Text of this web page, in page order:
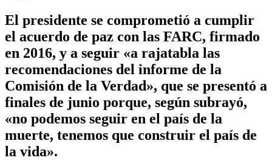
El presidente se comprometió a cumplir
el acuerdo de paz con las FARC, firmado
en 2016, y a seguir «a rajatabla las
recomendaciones del informe de la
Comisión de la Verdad», que se presentó a
finales de junio porque, según subrayó,
«no podemos seguir en el país de la
muerte, tenemos que construir el país de
la vida».